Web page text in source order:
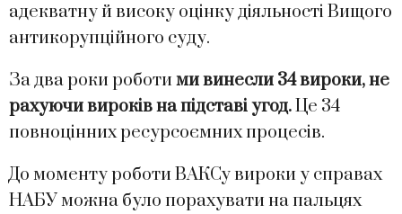
адекватну й високу оцінку діяльності Вищого
антикорупційного суду.
За два роки роботи ми винесли 34 вироки, не
рахуючи вироків на підставі угод.Це 34
повноцінних ресурсоємних процесів.
До моменту роботи ВАКСу вироки у справах
НАБУ можна було порахувати на пальцях